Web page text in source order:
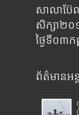
សាលាប៊ែ
សិក្សា២
ថ្ងៃទី០៣
ព័ត៌មានអន្